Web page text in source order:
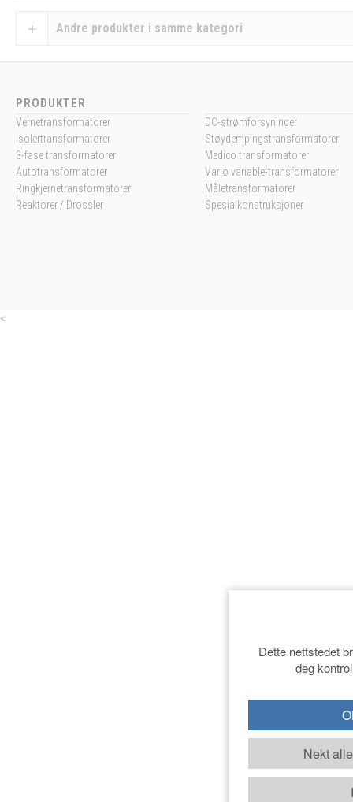
Andre produkter i samme kategori
PRODUKTER
Vernetransformatorer
Isolertransformatorer
3-fase transformatorer
Autotransformatorer
Ringkjernetransformatorer
Reaktorer / Drossler
DC-strømforsyninger
Støydempingstransformatorer
Medico transformatorer
Vario variable-transformatorer
Måletransformatorer
Spesialkonstruksjoner
<
Dette nettstedet
deg
Nekt